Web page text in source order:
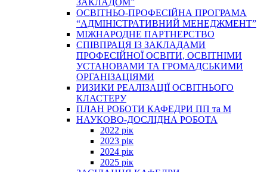
ЗАКЛАДОМ”
ОСВІТНЬО-ПРОФЕСІЙНА ПРОГРАМА
“АДМІНІСТРАТИВНИЙ МЕНЕДЖМЕНТ”
МІЖНАРОДНЕ ПАРТНЕРСТВО
СПІВПРАЦЯ ІЗ ЗАКЛАДАМИ
ПРОФЕСІЙНОЇ ОСВІТИ, ОСВІТНІМИ
УСТАНОВАМИ ТА ГРОМАДСЬКИМИ
ОРГАНІЗАЦІЯМИ
РИЗИКИ РЕАЛІЗАЦІЇ ОСВІТНЬОГО
КЛАСТЕРУ
ПЛАН РОБОТИ КАФЕДРИ ПП та М
НАУКОВО-ДОСЛІДНА РОБОТА
2022 рік
2023 рік
2024 рік
2025 рік